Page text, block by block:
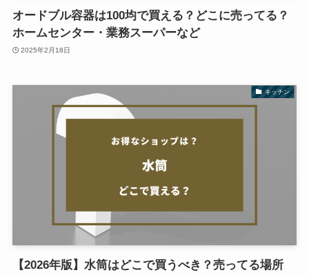
オードブル容器は100均で買える？どこに売ってる？
ホームセンター・業務スーパーなど
2025年2月18日
キッチン
【2026年版】水筒はどこで買うべき？売ってる場所